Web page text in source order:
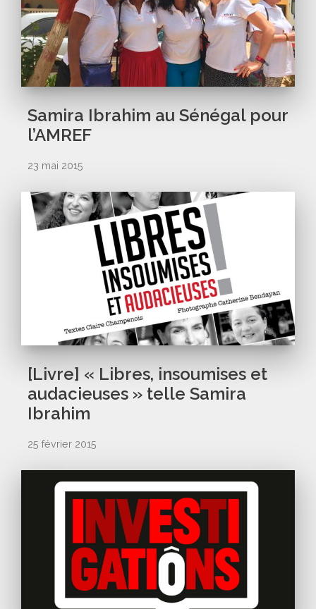
Samira Ibrahim au Sénégal pour
l’AMREF
23 mai 2015
[Livre] « Libres, insoumises et
audacieuses » telle Samira
Ibrahim
25 février 2015